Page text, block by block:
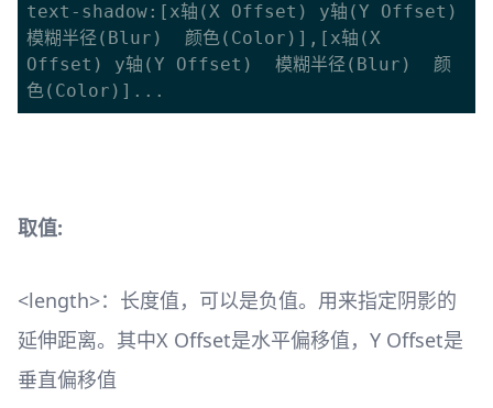
text-shadow:[x轴(X Offset) y轴(Y Offset)
模糊半径(Blur)  颜色(Color)],[x轴(X
Offset) y轴(Y Offset)  模糊半径(Blur)  颜
取值:
<length>：长度值，可以是负值。用来指定阴影的
延伸距离。其中X Offset是水平偏移值，Y Offset是
垂直偏移值